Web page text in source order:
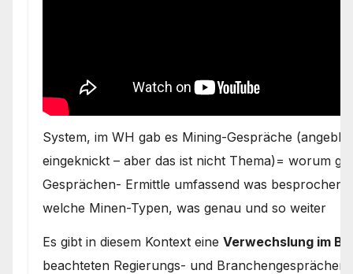
System, im WH gab es Mining-Gespräche
eingeknickt – aber das ist nicht Thema)= worum
Gesprächen- Ermittle umfassend was besprochen
welche Minen-Typen, was genau und so weiter
Es gibt in diesem Kontext eine Verwechslung im
beachteten Regierungs- und Branchengesprächen